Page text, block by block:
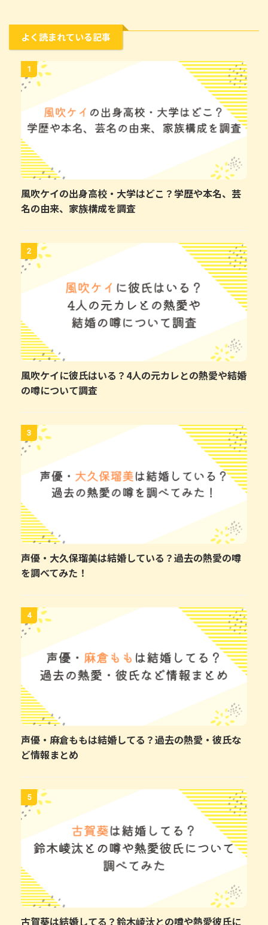
よく読まれている記事
1
風吹ケイの出身高校・大学はどこ？学歴や本名、芸
名の由来、家族構成を調査
2
風吹ケイに彼氏はいる？4人の元カレとの熱愛や結婚
の噂について調査
3
声優・大久保瑠美は結婚している？過去の熱愛の噂
を調べてみた！
4
声優・麻倉ももは結婚してる？過去の熱愛・彼氏な
ど情報まとめ
5
古賀葵は結婚してる？鈴木崚汰との噂や熱愛彼氏に